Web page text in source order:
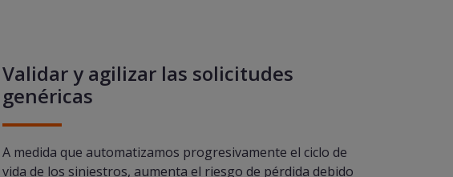
Validar y agilizar las solicitudes
genéricas
A medida que automatizamos progresivamente el ciclo de
vida de los siniestros, aumenta el riesgo de pérdida debido